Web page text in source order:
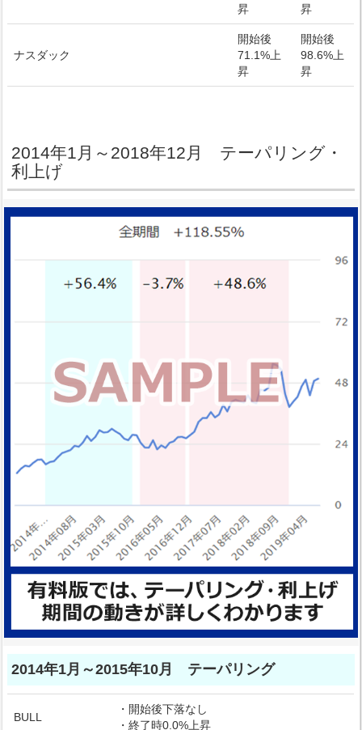
昇
昇
ナスダック
開始後
71.1%上
昇
開始後
98.6%上
昇
2014年1月～2018年12月 テーパリング・
利上げ
2014年1月～2015年10月 テーパリング
BULL
・開始後下落なし
・終了時0.0%上昇